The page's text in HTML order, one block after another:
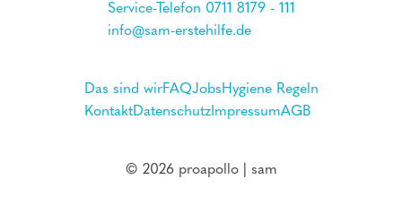
Service-Telefon 0711 8179 - 111
info@sam-erstehilfe.de
Das sind wirFAQJobsHygiene Regeln
KontaktDatenschutzImpressumAGB
© 2026 proapollo | sam